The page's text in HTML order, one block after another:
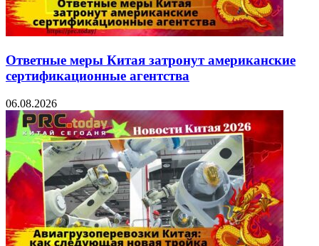
Ответные меры Китая затронут американские
сертификационные агентства
06.08.2026